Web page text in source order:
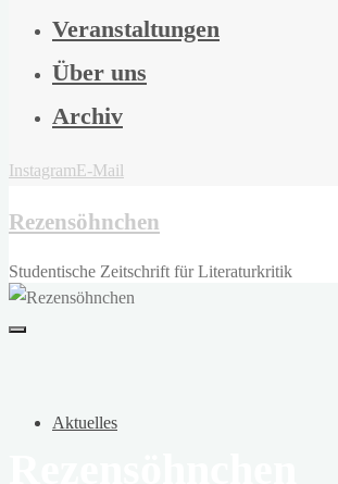
Veranstaltungen
Über uns
Archiv
InstagramE-Mail
Rezensöhnchen
Studentische Zeitschrift für Literaturkritik
Aktuelles